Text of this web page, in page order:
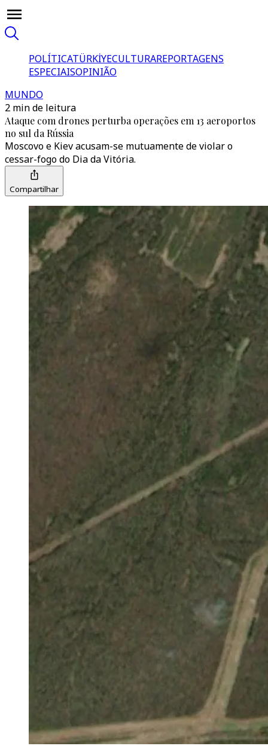
POLÍTICATÜRKİYECULTURAREPORTAGENS
ESPECIAISOPINIÃO
MUNDO
2 min de leitura
Ataque com drones perturba operações em 13 aeroportos
no sul da Rússia
Moscovo e Kiev acusam-se mutuamente de violar o
cessar-fogo do Dia da Vitória.
Compartilhar